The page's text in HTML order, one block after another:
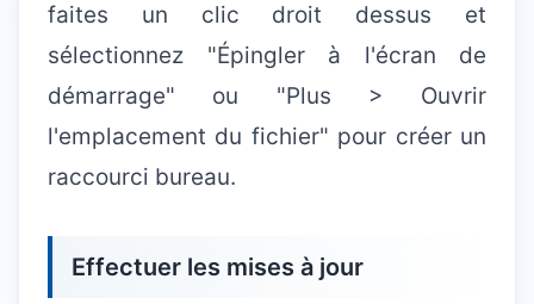
faites un clic droit dessus et
sélectionnez "Épingler à l'écran de
démarrage" ou "Plus > Ouvrir
l'emplacement du fichier" pour créer un
raccourci bureau.
Effectuer les mises à jour